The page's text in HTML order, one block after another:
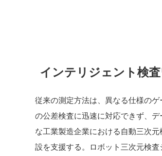
インテリジェント検
従来の測定方法は、異なる仕様の
の公差検査に迅速に対応できず、
な工業製造企業における自動三次
設を支援する。ロボット三次元検